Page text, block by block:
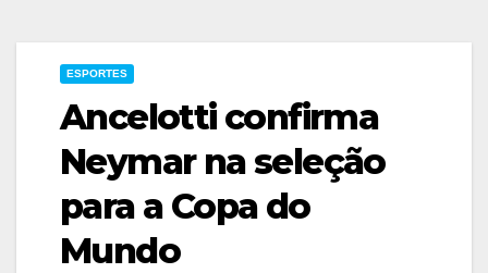
ESPORTES
Ancelotti confirma
Neymar na seleção
para a Copa do
Mundo